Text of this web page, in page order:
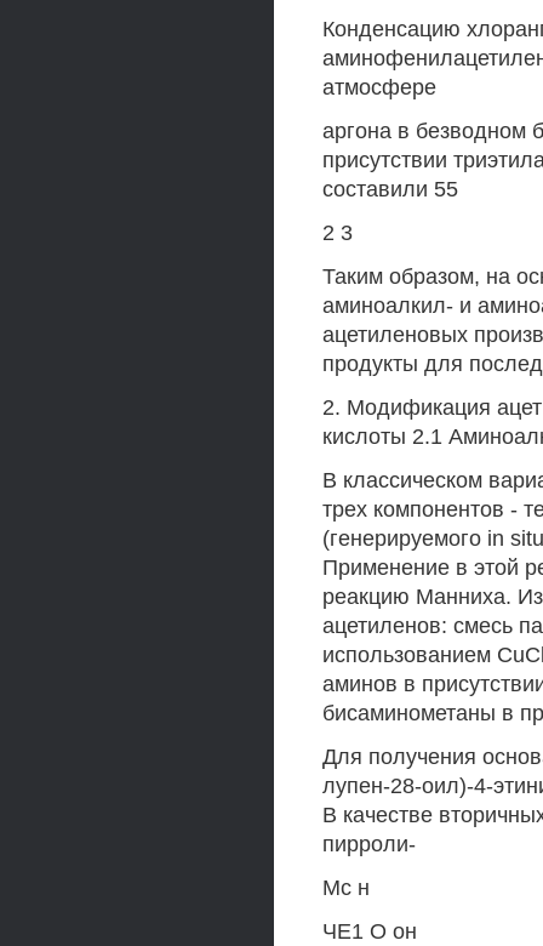
Конденсацию
атмосфере
аргона в безводном
присутствии
составили 55
2 3
Таким образом, на
аминоалкил- и
ацетиленовых
продукты для
2. Модификация
кислоты 2.1
В классическом
трех компонентов -
(генерируемого in
Применение в этой
реакцию Манниха.
ацетиленов: смесь
использованием
аминов в
бисаминометаны в
Для получения
лупен-28-оил)-4-
В качестве
пирроли-
Мс н
ЧЕ1 О он